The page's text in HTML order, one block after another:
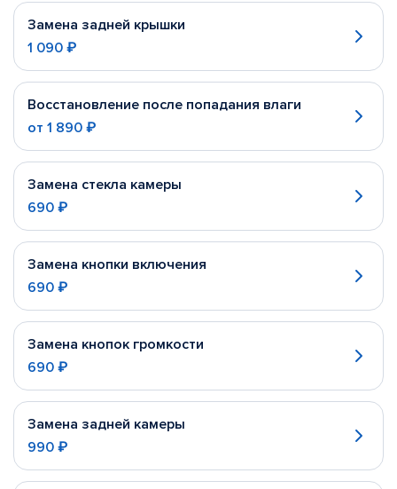
Замена задней крышки
1 090 ₽
Восстановление после попадания влаги
от 1 890 ₽
Замена стекла камеры
690 ₽
Замена кнопки включения
690 ₽
Замена кнопок громкости
690 ₽
Замена задней камеры
990 ₽